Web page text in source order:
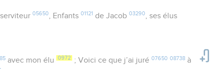
05650 , Enfants 01121 de Jacob 03290 , ses élus
avec mon élu 0972 ; Voici ce que j’ai juré 07650 08738à